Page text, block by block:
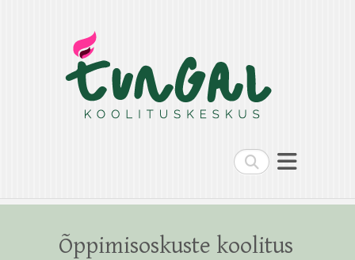
Search
Õppimisoskuste koolitus